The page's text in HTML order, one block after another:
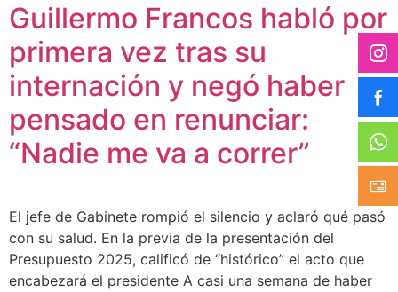
Guillermo Francos habló por
primera vez tras su
internación y negó haber
pensado en renunciar:
“Nadie me va a correr”
El jefe de Gabinete rompió el silencio y aclaró qué pasó
con su salud. En la previa de la presentación del
Presupuesto 2025, calificó de “histórico” el acto que
encabezará el presidente A casi una semana de haber